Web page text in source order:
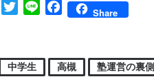
TwitterLine FacebookShare
中学生 高槻 塾運営の裏側